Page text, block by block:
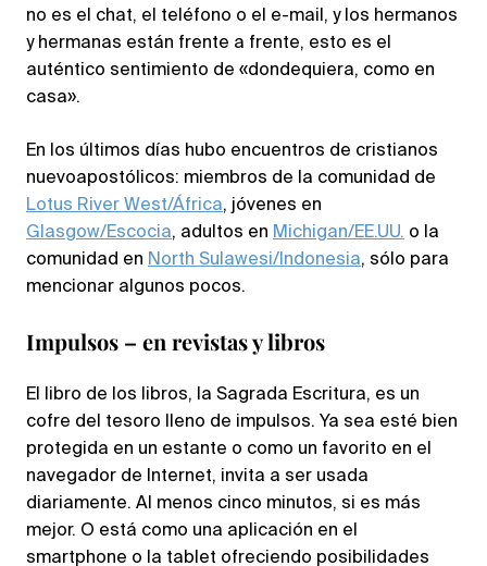
no es el chat, el teléfono o el e-mail, y los hermanos
y hermanas están frente a frente, esto es el
auténtico sentimiento de «dondequiera, como en
casa».
En los últimos días hubo encuentros de cristianos
nuevoapostólicos: miembros de la comunidad de
Lotus River West/África, jóvenes en
Glasgow/Escocia, adultos en Michigan/EE.UU. o la
comunidad en North Sulawesi/Indonesia, sólo para
mencionar algunos pocos.
Impulsos – en revistas y libros
El libro de los libros, la Sagrada Escritura, es un
cofre del tesoro lleno de impulsos. Ya sea esté bien
protegida en un estante o como un favorito en el
navegador de Internet, invita a ser usada
diariamente. Al menos cinco minutos, si es más
mejor. O está como una aplicación en el
smartphone o la tablet ofreciendo posibilidades